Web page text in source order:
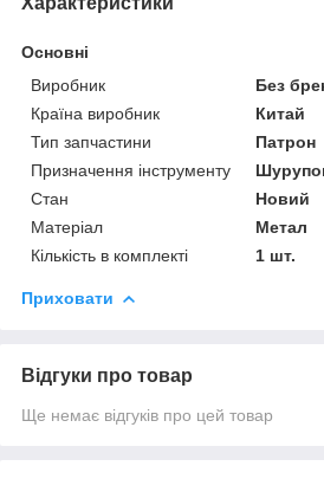
Основні
Виробник
Без
Країна виробник
Китай
Тип запчастини
Патрон
Призначення інструменту
Стан
Новий
Матеріал
Метал
Кількість в комплекті
1 шт.
Приховати
Відгуки про товар
Ще немає відгуків про цей товар